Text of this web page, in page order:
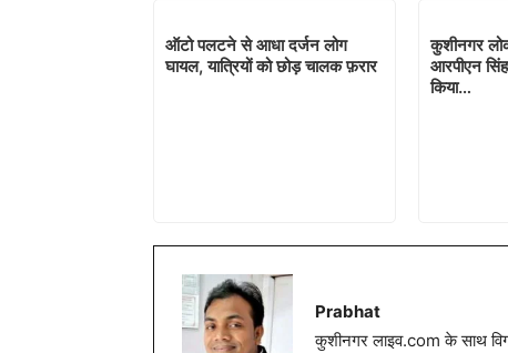
ऑटो पलटने से आधा दर्जन लोग
घायल, यात्रियों को छोड़ चालक फ़रार
कुशीनगर
आरपीएन सिंह
किया…
Prabhat
कुशीनगर लाइव.com के साथ